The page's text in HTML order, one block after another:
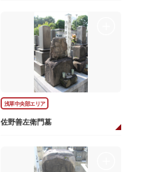
浅草中央部エリア
佐野善左衛門墓